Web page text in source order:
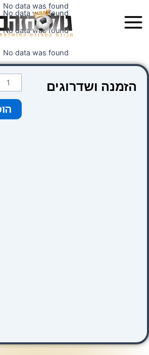
לתוכן
Menu
No data was found
No data was found
No data was found
No data was found
הזמנה ושדרוגים
כמות
של
קטגוריה
2